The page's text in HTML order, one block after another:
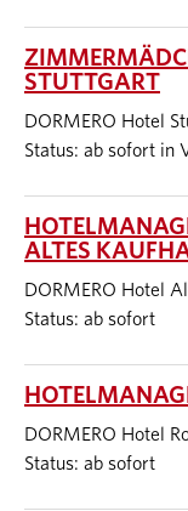
STUTTGART
DORMERO Hotel
Status: ab sofort in
ALTES
DORMERO Hotel
Status: ab sofort
DORMERO Hotel
Status: ab sofort